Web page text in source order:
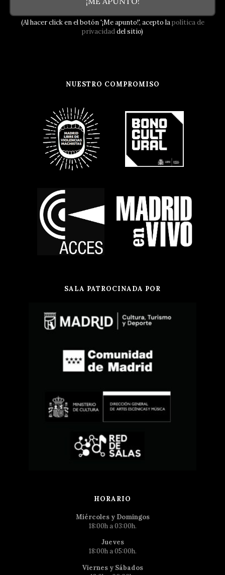
(Al hacer click en el botón '¡Me apunto!', acepto lapolítica de
privacidaddel sitio)
NUESTRO COMPROMISO
SALA PATROCINADA POR
HORARIO
Miércoles y Domingos
18:00h a 03:00h.
Jueves
18:00h a 05:00h.
Viernes y Sábados